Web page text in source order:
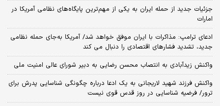
جزئیات جدید از حمله ایران به یکی از مهم‌ترین پایگاه‌های نظامی آمریکا در
امارات
ادعای ترامپ: مذاکرات با ایران موفق خواهد شد/ آمریکا به‌جای حمله نظامی
جدید، تشدید فشارهای اقتصادی را دنبال می کند
واکنش زیدآبادی به انتصاب محسن رضایی به دبیر شورای عالی امنیت ملی
واکنش فرزند شهید لاریجانی به یک ادعا درباره چگونگی شناسایی پدرش برای
ترور/ فرضیه شناسایی در روز قدس قوی نیست